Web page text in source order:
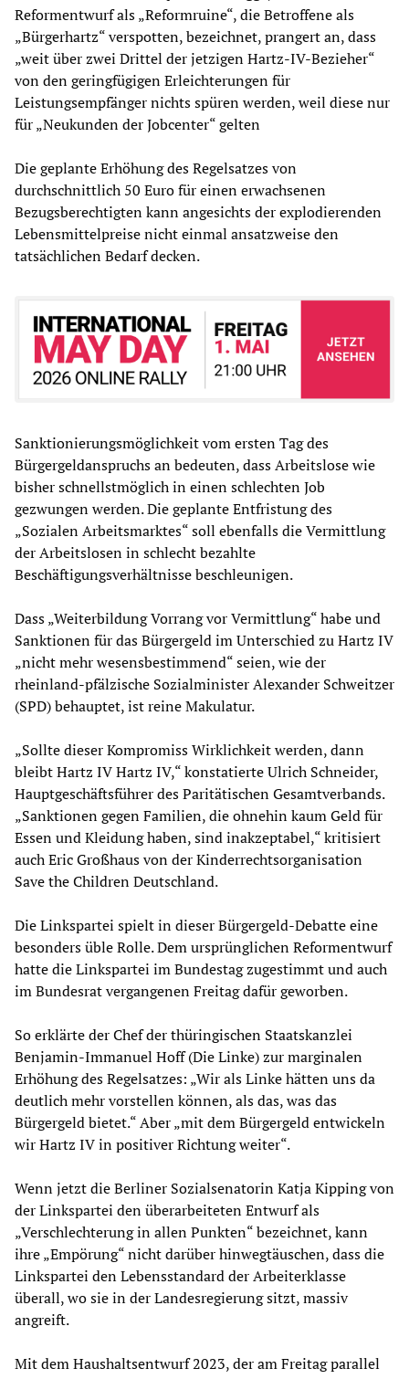
Reformentwurf als „Reformruine“, die Betroffene als
„Bürgerhartz“ verspotten, bezeichnet, prangert an, dass
„weit über zwei Drittel der jetzigen Hartz-IV-Bezieher“
von den geringfügigen Erleichterungen für
Leistungsempfänger nichts spüren werden, weil diese nur
für „Neukunden der Jobcenter“ gelten
Die geplante Erhöhung des Regelsatzes von
durchschnittlich 50 Euro für einen erwachsenen
Bezugsberechtigten kann angesichts der explodierenden
Lebensmittelpreise nicht einmal ansatzweise den
tatsächlichen Bedarf decken.
Sanktionierungsmöglichkeit vom ersten Tag des
Bürgergeldanspruchs an bedeuten, dass Arbeitslose wie
bisher schnellstmöglich in einen schlechten Job
gezwungen werden. Die geplante Entfristung des
„Sozialen Arbeitsmarktes“ soll ebenfalls die Vermittlung
der Arbeitslosen in schlecht bezahlte
Beschäftigungsverhältnisse beschleunigen.
Dass „Weiterbildung Vorrang vor Vermittlung“ habe und
Sanktionen für das Bürgergeld im Unterschied zu Hartz IV
„nicht mehr wesensbestimmend“ seien, wie der
rheinland-pfälzische Sozialminister Alexander Schweitzer
(SPD) behauptet, ist reine Makulatur.
„Sollte dieser Kompromiss Wirklichkeit werden, dann
bleibt Hartz IV Hartz IV,“ konstatierte Ulrich Schneider,
Hauptgeschäftsführer des Paritätischen Gesamtverbands.
„Sanktionen gegen Familien, die ohnehin kaum Geld für
Essen und Kleidung haben, sind inakzeptabel,“ kritisiert
auch Eric Großhaus von der Kinderrechtsorganisation
Save the Children Deutschland.
Die Linkspartei spielt in dieser Bürgergeld-Debatte eine
besonders üble Rolle. Dem ursprünglichen Reformentwurf
hatte die Linkspartei im Bundestag zugestimmt und auch
im Bundesrat vergangenen Freitag dafür geworben.
So erklärte der Chef der thüringischen Staatskanzlei
Benjamin-Immanuel Hoff (Die Linke) zur marginalen
Erhöhung des Regelsatzes: „Wir als Linke hätten uns da
deutlich mehr vorstellen können, als das, was das
Bürgergeld bietet.“ Aber „mit dem Bürgergeld entwickeln
wir Hartz IV in positiver Richtung weiter“.
Wenn jetzt die Berliner Sozialsenatorin Katja Kipping von
der Linkspartei den überarbeiteten Entwurf als
„Verschlechterung in allen Punkten“ bezeichnet, kann
ihre „Empörung“ nicht darüber hinwegtäuschen, dass die
Linkspartei den Lebensstandard der Arbeiterklasse
überall, wo sie in der Landesregierung sitzt, massiv
angreift.
Mit dem Haushaltsentwurf 2023, der am Freitag parallel